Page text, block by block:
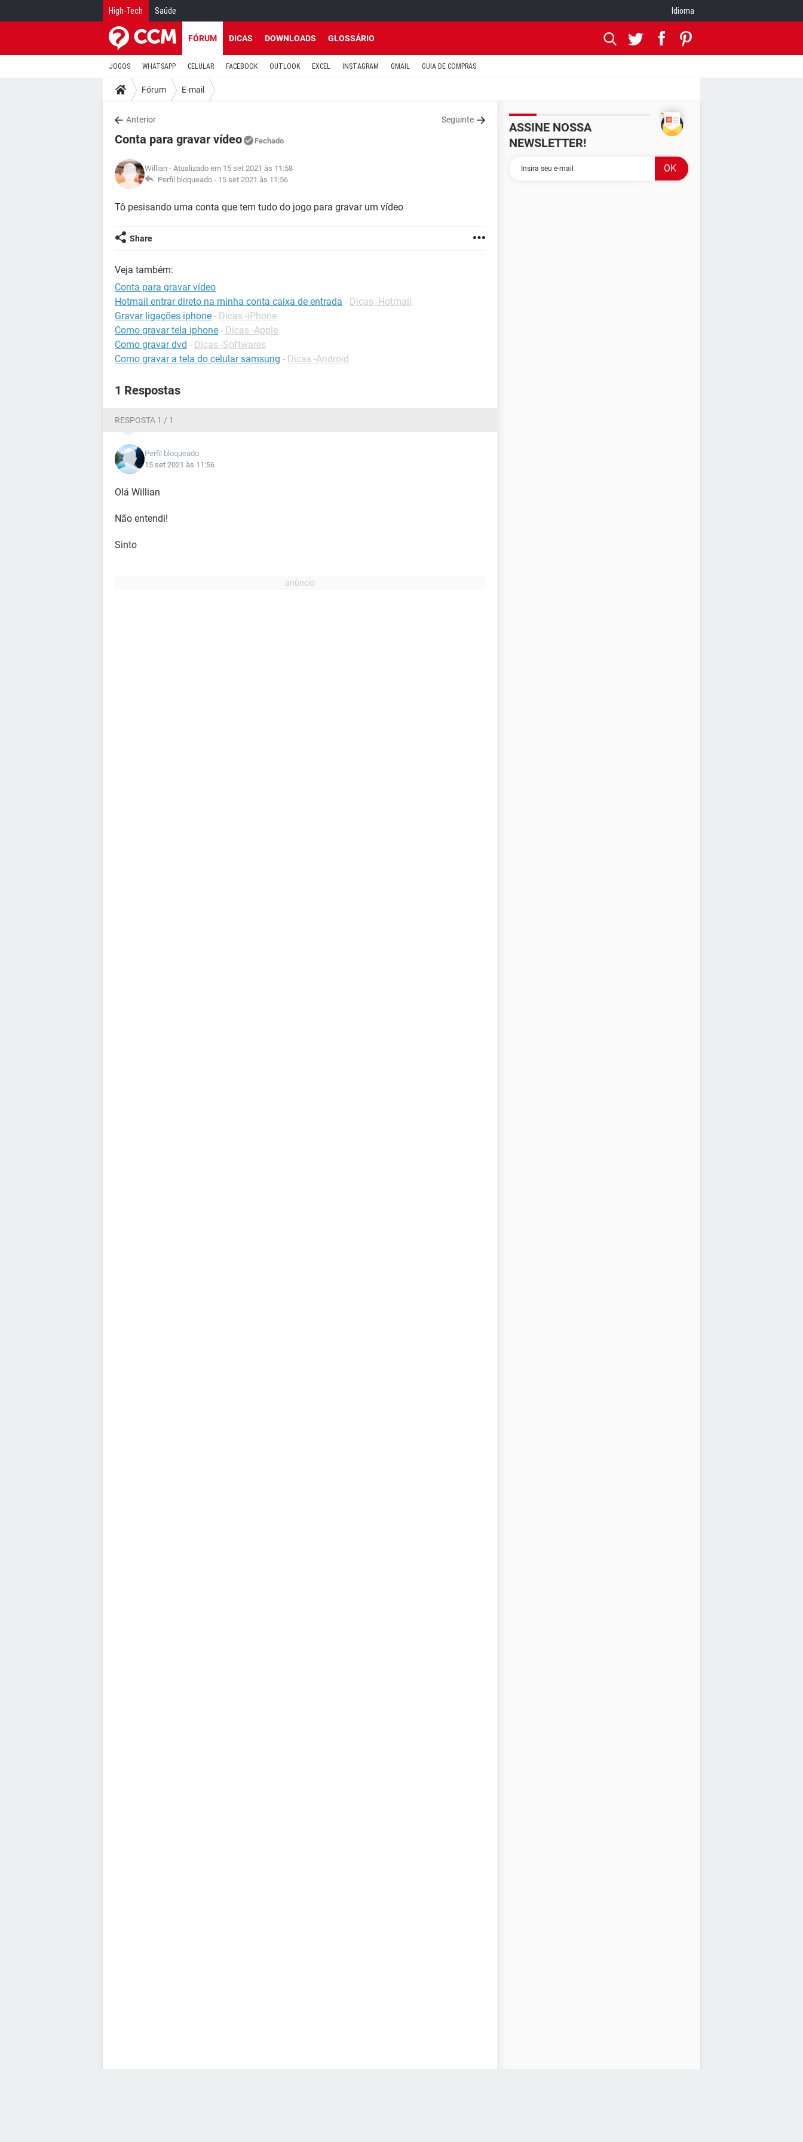
High-Tech Saúde Idioma
FÓRUM DICAS DOWNLOADS GLOSSÁRIO
JOGOS WHATSAPP CELULAR FACEBOOK OUTLOOK EXCEL INSTAGRAM GMAIL GUIA DE COMPRAS
Fórum E-mail
Anterior Seguinte
Conta para gravar vídeo Fechado
Willian - Atualizado em 15 set 2021 às 11:58
Perfil bloqueado - 15 set 2021 às 11:56
Tô pesisando uma conta que tem tudo do jogo para gravar um vídeo
Share
Veja também:
Conta para gravar vídeo
Hotmail entrar direto na minha conta caixa de entrada - Dicas -Hotmail
Gravar ligações iphone - Dicas -iPhone
Como gravar tela iphone - Dicas -Apple
Como gravar dvd - Dicas -Softwares
Como gravar a tela do celular samsung - Dicas -Android
1 Respostas
RESPOSTA 1 / 1
Perfil bloqueado
15 set 2021 às 11:56
Olá Willian
Não entendi!
Sinto
ASSINE NOSSA
NEWSLETTER!